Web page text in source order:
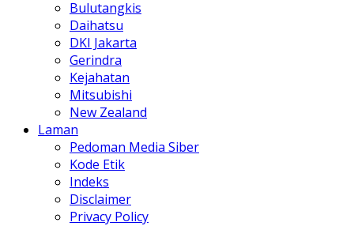
Bulutangkis
Daihatsu
DKI Jakarta
Gerindra
Kejahatan
Mitsubishi
New Zealand
Laman
Pedoman Media Siber
Kode Etik
Indeks
Disclaimer
Privacy Policy